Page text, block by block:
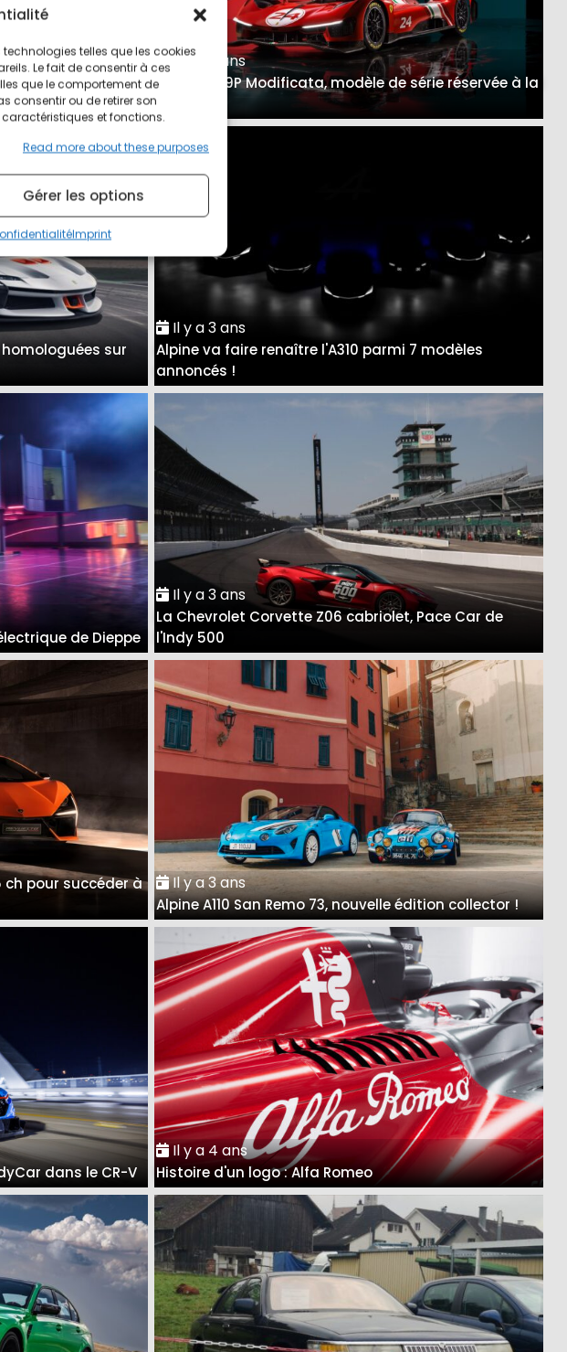
telles que les cookies
Le fait de consentir à ces
que le comportement de
consentir ou de retirer son
et fonctions.
Read more about these purposes
Gérer les options
Imprint
Vilebrequin sur
Il y a 3 ans
Ferrari 499P Modificata, modèle de série réservée à la
piste
homologuées sur
Il y a 3 ans
Alpine va faire renaître l'A310 parmi 7 modèles
annoncés !
de Dieppe
Il y a 3 ans
La Chevrolet Corvette Z06 cabriolet, Pace Car de
l'Indy 500
ch pour succéder à
Il y a 3 ans
Alpine A110 San Remo 73, nouvelle édition collector !
dans le CR-V
Il y a 4 ans
Histoire d'un logo : Alfa Romeo